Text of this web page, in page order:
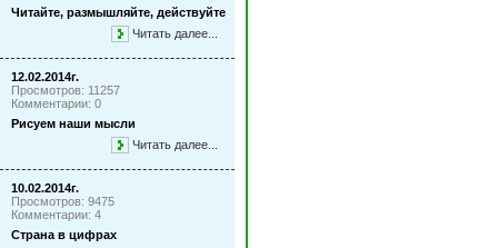
Читайте, размышляйте, действуйте
Читать далее...
12.02.2014г.
Просмотров: 11257
Комментарии: 0
Рисуем наши мысли
Читать далее...
10.02.2014г.
Просмотров: 9475
Комментарии: 4
Страна в цифрах